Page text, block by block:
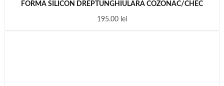
FORMA SILICON DREPTUNGHIULARA COZONAC/CHEC
195.00 lei